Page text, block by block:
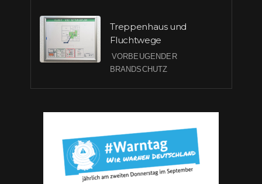
Treppenhaus und
Fluchtwege
VORBEUGENDER
BRANDSCHUTZ